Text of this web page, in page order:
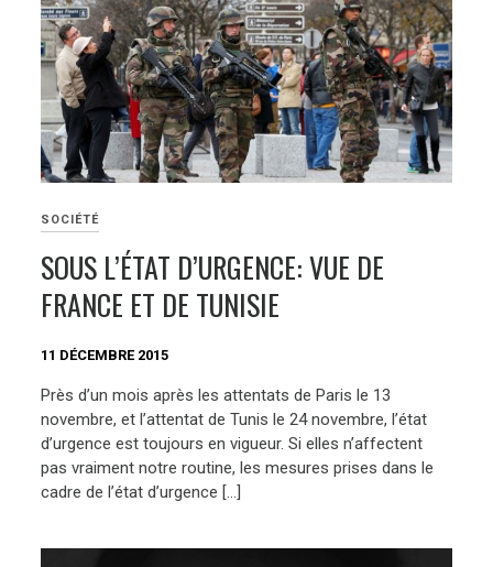
SOCIÉTÉ
SOUS L’ÉTAT D’URGENCE: VUE DE
FRANCE ET DE TUNISIE
11 DÉCEMBRE 2015
Près d’un mois après les attentats de Paris le 13
novembre, et l’attentat de Tunis le 24 novembre, l’état
d’urgence est toujours en vigueur. Si elles n’affectent
pas vraiment notre routine, les mesures prises dans le
cadre de l’état d’urgence […]